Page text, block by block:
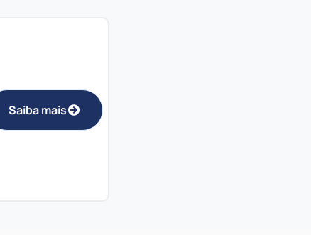
Saiba mais